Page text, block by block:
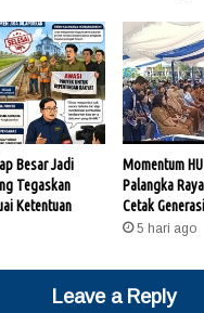
Besar Jadi
Tegaskan
Ketentuan
Momentum
Palangka
Cetak
5 hari ago
Leave a Reply